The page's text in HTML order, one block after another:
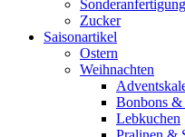
Zucker
Saisonartikel
Ostern
Weihnachten
Bonbons &
Lebkuchen